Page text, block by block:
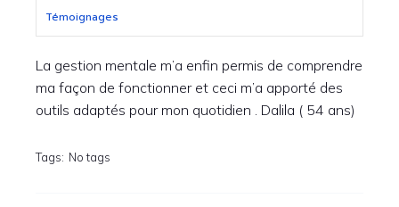
Témoignages
La gestion mentale m’a enfin permis de comprendre
ma façon de fonctionner et ceci m’a apporté des
outils adaptés pour mon quotidien . Dalila ( 54 ans)
Tags: No tags